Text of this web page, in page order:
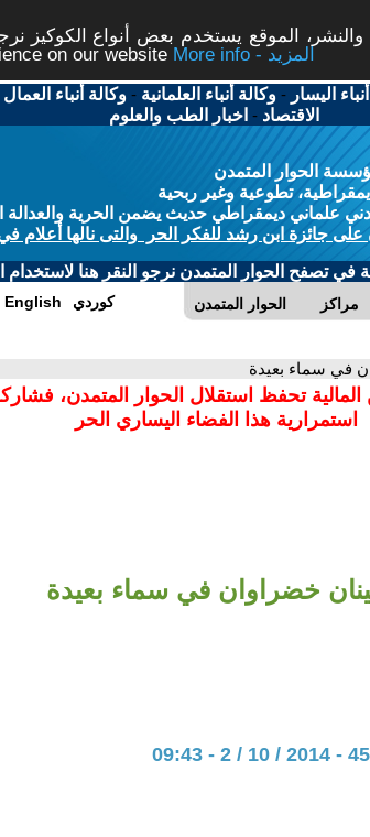
الموقع يستخدم بعض أنواع الكوكيز
on our website
More info - المزيد
اليسار -وكالة أنباء العلمانية -وكالة أنباء العمال
الاقتصاد - اخبار الطب والعلوم
الحوار المتمدن
تطوعية وغير ربحية
علماني ديمقراطي حديث يضمن الحرية والعدالة
على جائزة ابن رشد للفكر الحر والتى نالها أعلام
في تصفح الحوار المتمدن نرجو النقر هنا لاستخدام
الحوار المتمدن مراكز English كوردي
في سماء بعيدة
المالية تحفظ استقلال الحوار المتمدن،
استمرارية هذا الفضاء اليساري الحر
خضراوان في سماء بعيدة